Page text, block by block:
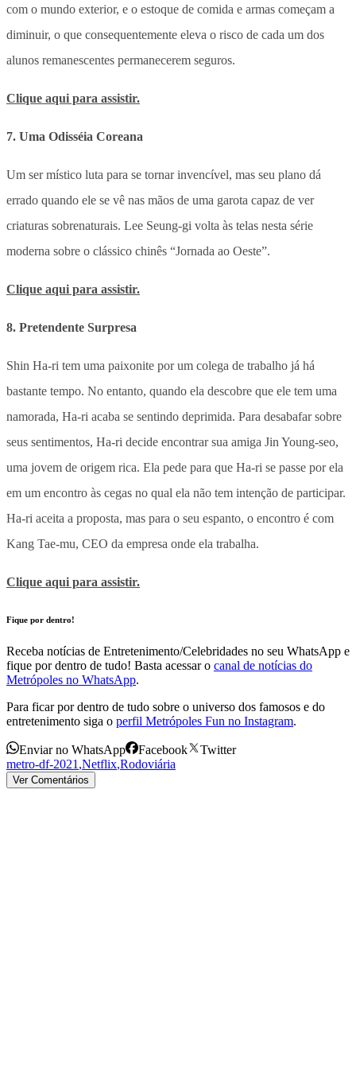
com o mundo exterior, e o estoque de comida e armas começam a
diminuir, o que consequentemente eleva o risco de cada um dos
alunos remanescentes permanecerem seguros.
Clique aqui para assistir.
7. Uma Odisséia Coreana
Um ser místico luta para se tornar invencível, mas seu plano dá
errado quando ele se vê nas mãos de uma garota capaz de ver
criaturas sobrenaturais. Lee Seung-gi volta às telas nesta série
moderna sobre o clássico chinês “Jornada ao Oeste”.
Clique aqui para assistir.
8. Pretendente Surpresa
Shin Ha-ri tem uma paixonite por um colega de trabalho já há
bastante tempo. No entanto, quando ela descobre que ele tem uma
namorada, Ha-ri acaba se sentindo deprimida. Para desabafar sobre
seus sentimentos, Ha-ri decide encontrar sua amiga Jin Young-seo,
uma jovem de origem rica. Ela pede para que Ha-ri se passe por ela
em um encontro às cegas no qual ela não tem intenção de participar.
Ha-ri aceita a proposta, mas para o seu espanto, o encontro é com
Kang Tae-mu, CEO da empresa onde ela trabalha.
Clique aqui para assistir.
Fique por dentro!
Receba notícias de Entretenimento/Celebridades no seu WhatsApp e
fique por dentro de tudo! Basta acessar o canal de notícias do
Metrópoles no WhatsApp.
Para ficar por dentro de tudo sobre o universo dos famosos e do
entretenimento siga o perfil Metrópoles Fun no Instagram.
Enviar no WhatsApp Facebook
Twitter
metro-df-2021 ,Netflix,Rodoviária
Ver Comentários